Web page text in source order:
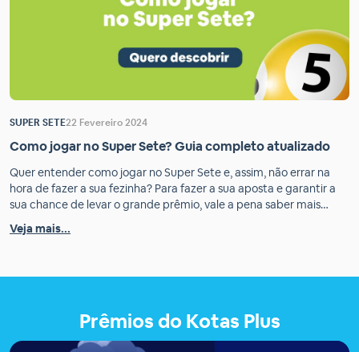
SUPER SETE22 Fevereiro 2024
Como jogar no Super Sete? Guia completo atualizado
Quer entender como jogar no Super Sete e, assim, não errar na
hora de fazer a sua fezinha? Para fazer a sua aposta e garantir a
sua chance de levar o grande prêmio, vale a pena saber mais
detalhes do jogo. Sendo assim, para conferir as principais
informações sobre o Super Sete, como funciona, dias […]
Veja mais...
Prêmios do Kotas Plus